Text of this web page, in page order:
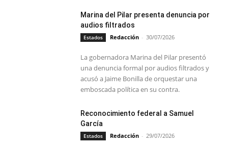
Marina del Pilar presenta denuncia por
audios filtrados
Estados Redacción - 30/07/2026
La gobernadora Marina del Pilar presentó
una denuncia formal por audios filtrados y
acusó a Jaime Bonilla de orquestar una
emboscada política en su contra.
Reconocimiento federal a Samuel
García
Estados Redacción - 29/07/2026